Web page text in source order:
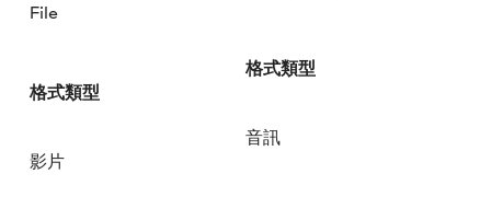
File
格式類型
影片
格式類型
音訊